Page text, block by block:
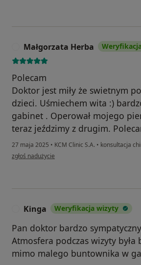
Małgorzata Herba
Polecam
Doktor jest miły że swietnym
dzieci. Uśmiechem wita :)
gabinet . Operował mojego
teraz jeździmy z drugim.
27 maja 2025 • KCM Clinic S.A. • konsultacja
w opinii użytkownika Małgorzata Herba
zgłoś nadużycie
Kinga Weryfikacja wizyty
Pan doktor bardzo
Atmosfera podczas wizyty była
mimo malego buntownika w